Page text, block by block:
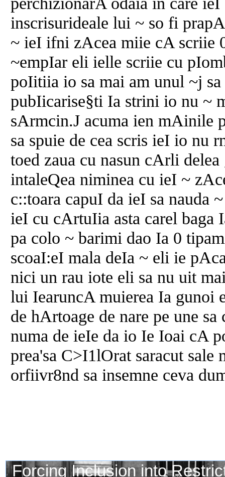
inscrisurideale lui ~ so fi
~ ieI ifni zAcea miie cA scriie
~empIar eli ielle scriie cu
poIitiia io sa mai am unul ~j
pubIicarise§ti Ia strini io nu ~
sArmcin.J acuma ien mAinile
sa spuie de cea scris ieI io nu
toed zaua cu nasun cArli
intaleQea niminea cu ieI ~
c::toara capuI da ieI sa nauda
ieI cu cArtuIia asta carel
pa colo ~ barimi dao Ia 0
scoaI:eI mala deIa ~ eli ie
nici un rau iote eli sa nu uit
lui IearuncA muierea Ia gunoi
de hArtoage de nare pe une
numa de ieIe da io Ie Ioai cA
prea'sa C>I1lOrat saracut sale
orfiivr8nd sa insemne ceva